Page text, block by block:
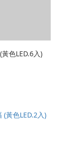
色LED.6入)